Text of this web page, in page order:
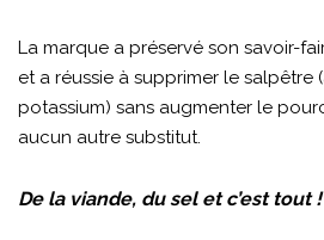
La marque a préservé son savoir-
et a réussie à supprimer le salpêtre
potassium) sans augmenter le
aucun autre substitut.
De la viande, du sel et c’est tout !